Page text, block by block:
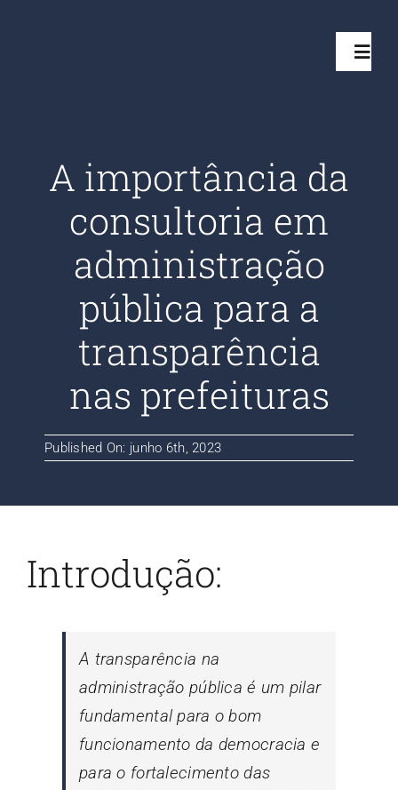
Projetos
Quem somos
Clientes
A importância da
consultoria em
administração
pública para a
transparência
nas prefeituras
Published On: junho 6th, 2023
Introdução:
A transparência na
administração pública é um pilar
fundamental para o bom
funcionamento da democracia e
para o fortalecimento das